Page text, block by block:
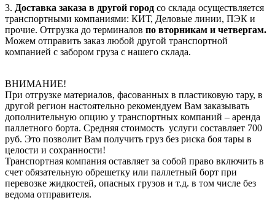
3. Доставка заказа в другой город со склада осуществляется
транспортными компаниями: КИТ, Деловые линии, ПЭК и
прочие. Отгрузка до терминалов по вторникам и четвергам.
Можем отправить заказ любой другой транспортной
компанией с забором груза с нашего склада.
ВНИМАНИЕ!
При отгрузке материалов, фасованных в пластиковую тару, в
другой регион настоятельно рекомендуем Вам заказывать
дополнительную опцию у транспортных компаний – аренда
паллетного борта. Средняя стоимость услуги составляет 700
руб. Это позволит Вам получить груз без риска боя тары в
целости и сохранности!
Транспортная компания оставляет за собой право включить в
счет обязательную обрешетку или паллетный борт при
перевозке жидкостей, опасных грузов и т.д. в том числе без
ведома отправителя.